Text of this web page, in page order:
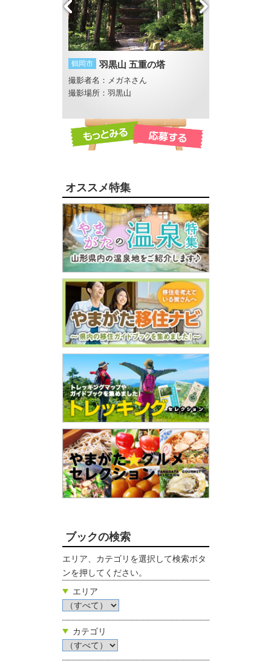
鶴岡市 羽黒山 五重の塔
撮影者名：メガネさん
撮影場所：羽黒山
オススメ特集
ブックの検索
エリア、カテゴリを選択して検索ボタ
ンを押してください。
エリア
カテゴリ